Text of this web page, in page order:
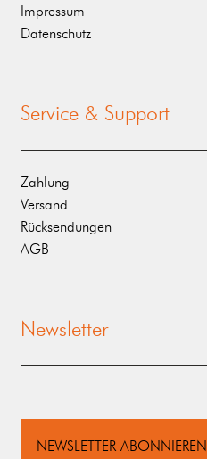
Impressum
Datenschutz
Service & Support
Zahlung
Versand
Rücksendungen
AGB
Newsletter
NEWSLETTER ABONNIEREN